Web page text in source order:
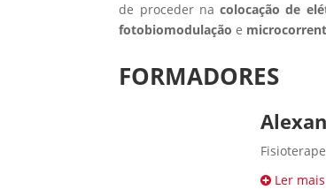
de proceder nacolocação de
fotobiomodulação e
FORMADORES
Ler mais